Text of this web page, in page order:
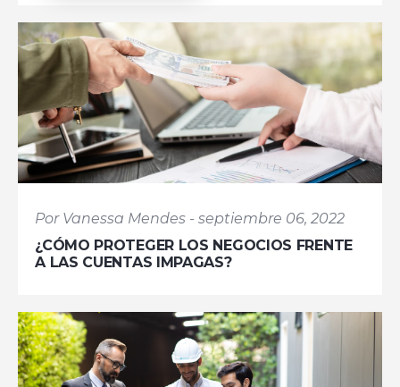
Por Vanessa Mendes - septiembre 06, 2022
¿CÓMO PROTEGER LOS NEGOCIOS FRENTE
A LAS CUENTAS IMPAGAS?